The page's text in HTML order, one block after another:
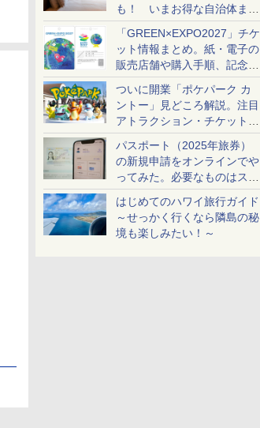
も！ いまお得な自治体まと
め
「GREEN×EXPO2027」チケ
ット情報まとめ。紙・電子の
販売店舗や購入手順、記念チ
ケットも解説
ついに開業「ポケパーク カ
ントー」見どころ解説。注目
アトラクション・チケット手
配・来場前に必要な準備は？
パスポート（2025年旅券）
の新規申請をオンラインでや
ってみた。必要なものはスマ
ホとマイナカードのみ
はじめてのハワイ旅行ガイド
～せっかく行くなら隣島の秘
境も楽しみたい！～